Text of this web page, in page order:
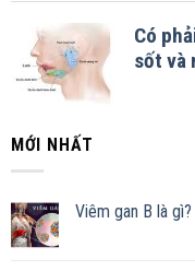
MỚI NHẤT
Viêm gan B là